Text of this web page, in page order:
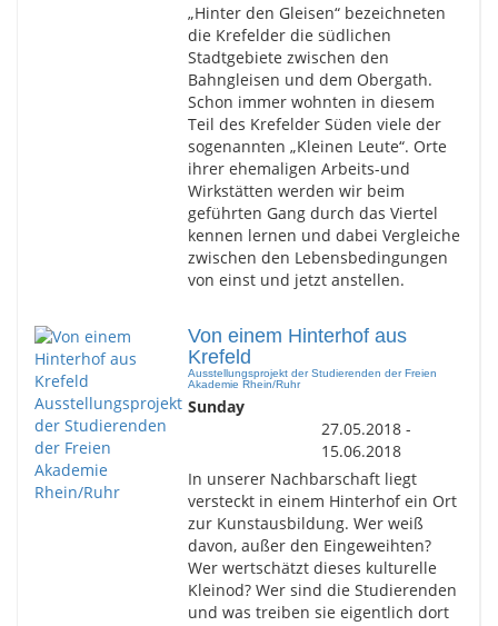
„Hinter den Gleisen“ bezeichneten
die Krefelder die südlichen
Stadtgebiete zwischen den
Bahngleisen und dem Obergath.
Schon immer wohnten in diesem
Teil des Krefelder Süden viele der
sogenannten „Kleinen Leute“. Orte
ihrer ehemaligen Arbeits-und
Wirkstätten werden wir beim
geführten Gang durch das Viertel
kennen lernen und dabei Vergleiche
zwischen den Lebensbedingungen
von einst und jetzt anstellen.
Von einem Hinterhof aus
Krefeld
Ausstellungsprojekt der Studierenden der Freien
Akademie Rhein/Ruhr
Sunday
27.05.2018 -
15.06.2018
In unserer Nachbarschaft liegt
versteckt in einem Hinterhof ein Ort
zur Kunstausbildung. Wer weiß
davon, außer den Eingeweihten?
Wer wertschätzt dieses kulturelle
Kleinod? Wer sind die Studierenden
und was treiben sie eigentlich dort